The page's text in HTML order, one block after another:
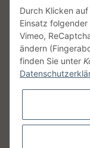
Unsere Communities
Durch Klicken
Einsatz folgender
Vimeo,
ändern
finden Sie unter